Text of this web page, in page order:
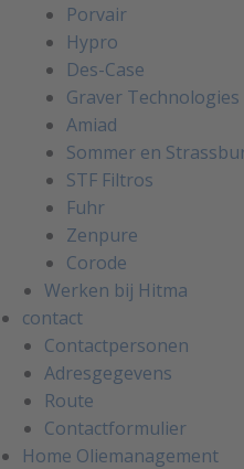
Porvair
Hypro
Des-Case
Graver Technologies
Amiad
Sommer en
STF Filtros
Fuhr
Zenpure
Corode
Werken bij Hitma
contact
Contactpersonen
Adresgegevens
Route
Contactformulier
Home Oliemanagement